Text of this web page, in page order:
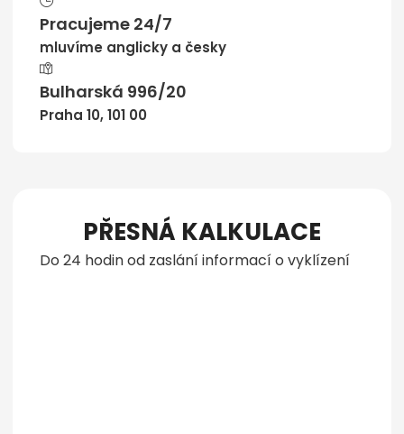
Pracujeme 24/7
mluvíme anglicky a česky
Bulharská 996/20
Praha 10, 101 00
PŘESNÁ KALKULACE
Do 24 hodin od zaslání informací o vyklízení